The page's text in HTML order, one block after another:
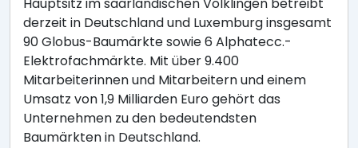
derzeit in Deutschland und Luxemburg insgesamt
90 Globus-Baumärkte sowie 6 Alphatecc.-
Elektrofachmärkte. Mit über 9.400
Mitarbeiterinnen und Mitarbeitern und einem
Umsatz von 1,9 Milliarden Euro gehört das
Unternehmen zu den bedeutendsten
Baumärkten in Deutschland.